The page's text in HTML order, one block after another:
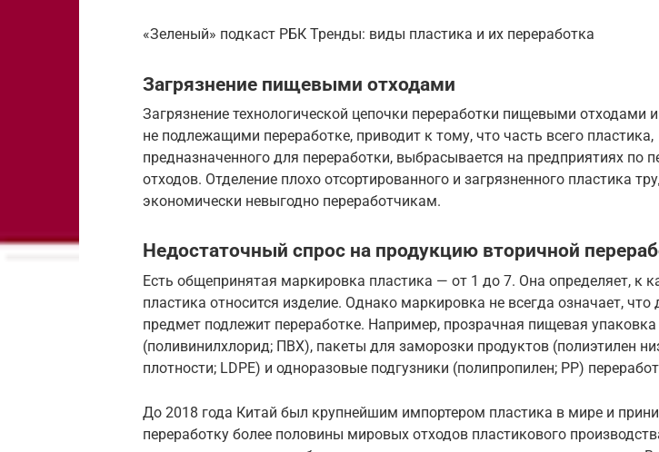
«Зеленый» подкаст РБК Тренды: виды пластика и их переработка
Загрязнение пищевыми отходами
Загрязнение технологической цепочки переработки пищевыми отходами
не подлежащими переработке, приводит к тому, что часть всего пластика,
предназначенного для переработки, выбрасывается на предприятиях по
отходов. Отделение плохо отсортированного и загрязненного пластика
экономически невыгодно переработчикам.
Недостаточный спрос на продукцию вторичной
Есть общепринятая маркировка пластика — от 1 до 7. Она определяет, к
пластика относится изделие. Однако маркировка не всегда означает, что
предмет подлежит переработке. Например, прозрачная пищевая упаковка
(поливинилхлорид; ПВХ), пакеты для заморозки продуктов (полиэтилен
плотности; LDPE) и одноразовые подгузники (полипропилен; PP)
До 2018 года Китай был крупнейшим импортером пластика в мире и
переработку более половины мировых отходов пластикового